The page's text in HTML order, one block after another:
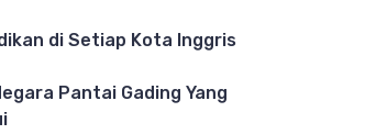
di Setiap Kota Inggris
Pantai Gading Yang